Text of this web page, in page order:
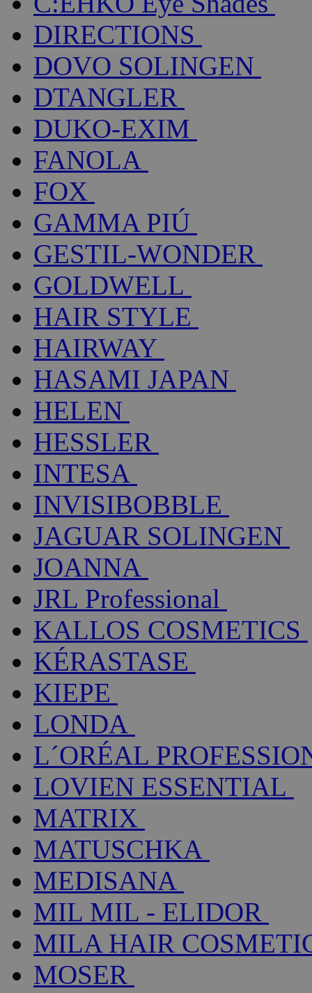
DIRECTIONS
DOVO SOLINGEN
DTANGLER
DUKO-EXIM
FANOLA
FOX
GAMMA PIÚ
GESTIL-WONDER
GOLDWELL
HAIR STYLE
HAIRWAY
HASAMI JAPAN
HELEN
HESSLER
INTESA
INVISIBOBBLE
JAGUAR SOLINGEN
JOANNA
JRL Professional
KALLOS COSMETICS
KÉRASTASE
KIEPE
LONDA
L´ORÉAL
LOVIEN ESSENTIAL
MATRIX
MATUSCHKA
MEDISANA
MIL MIL - ELIDOR
MILA HAIR
MOSER